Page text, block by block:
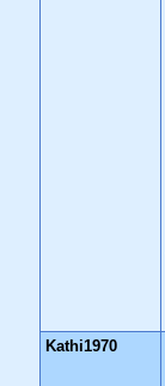
Kathi1970